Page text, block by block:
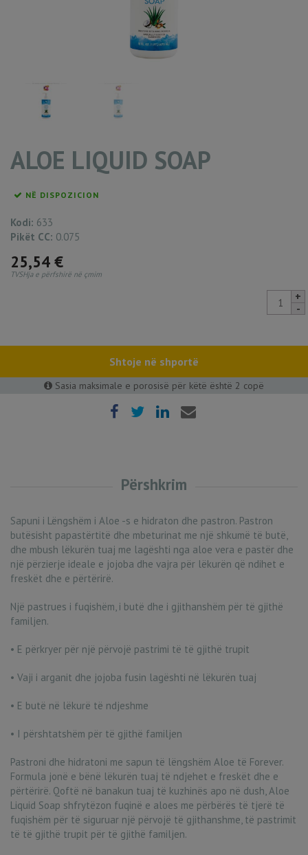
ALOE LIQUID SOAP
NË DISPOZICION
Kodi: 633
Pikët CC: 0.075
25,54 €
TVSHja e përfshirë në çmim
ALOE
LIQUID
Shtoje në shportë
Sasia maksimale e porosisë për këtë është 2 copë
Përshkrim
Sapuni i Lëngshëm i Aloe -s e hidraton dhe pastron. Pastron
butësisht papastërtitë dhe mbeturinat me një shkumë të butë,
dhe mbush lëkurën tuaj me lagështi nga aloe vera e pastër dhe
një përzierje ideale e jojoba dhe vajra për lëkurën që ndihet e
freskët dhe e përtërirë.
Një pastrues i fuqishëm, i butë dhe i gjithanshëm për të gjithë
familjen.
• E përkryer për një përvojë pastrimi të të gjithë trupit
• Vaji i arganit dhe jojoba fusin lagështi në lëkurën tuaj
• E butë në lëkurë të ndjeshme
• I përshtatshëm për të gjithë familjen
Pastroni dhe hidratoni me sapun të lëngshëm Aloe të Forever.
Formula jonë e bënë lëkurën tuaj të ndjehet e freskët dhe e
përtërirë. Qoftë në banakun tuaj të kuzhinës apo në dush, Aloe
Liquid Soap shfrytëzon fuqinë e aloes me përbërës të tjerë të
fuqishëm për të siguruar një përvojë të gjithanshme, të pastrimit
të të gjithë trupit për të gjithë familjen.